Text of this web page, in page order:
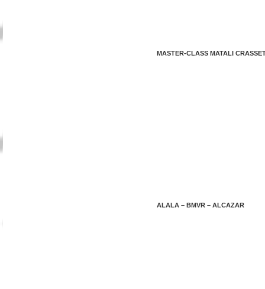
MASTER-CLASS MATALI
ALALA – BMVR – ALCAZAR